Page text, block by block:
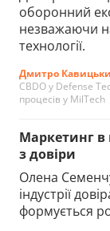
оборонний
незважаючи
технології.
Дмитро
CBDO у Defense
процесів у MilTech
Маркетинг в
з довіри
Олена
індустрії
формується